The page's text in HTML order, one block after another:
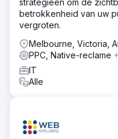
Oplossing
We hebben een
• We hebben
Meta Advantage+ en
een gestructureerde,
wekelijkse advertentie-
stromen vernieuwd met
voor aanvullingen en
productbundels en
de site geoptimaliseerd
betrokkenheid van uw
vergroten.
Melbourne, Victoria,
PPC, Native-reclame
IT
Alle